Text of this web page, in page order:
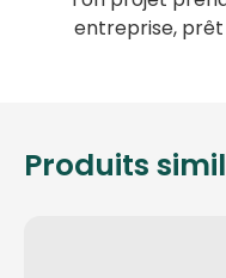
entreprise,
Produits